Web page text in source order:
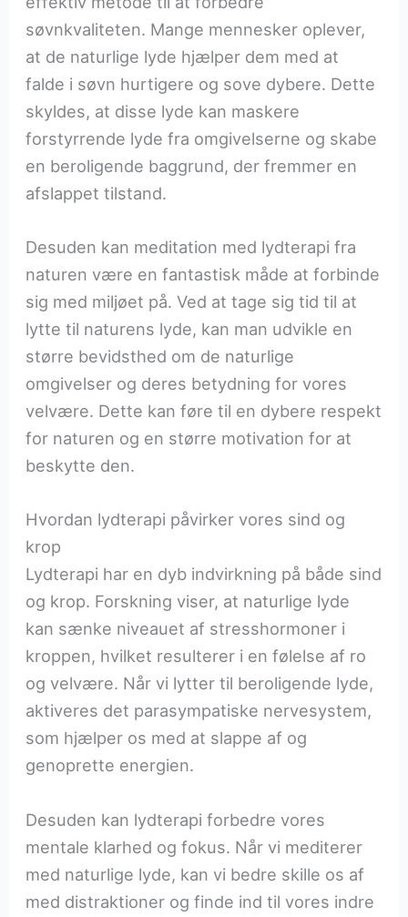
søvnkvaliteten. Mange mennesker oplever,
at de naturlige lyde hjælper dem med at
falde i søvn hurtigere og sove dybere. Dette
skyldes, at disse lyde kan maskere
forstyrrende lyde fra omgivelserne og skabe
en beroligende baggrund, der fremmer en
afslappet tilstand.
Desuden kan meditation med lydterapi fra
naturen være en fantastisk måde at forbinde
sig med miljøet på. Ved at tage sig tid til at
lytte til naturens lyde, kan man udvikle en
større bevidsthed om de naturlige
omgivelser og deres betydning for vores
velvære. Dette kan føre til en dybere respekt
for naturen og en større motivation for at
beskytte den.
Hvordan lydterapi påvirker vores sind og
krop
Lydterapi har en dyb indvirkning på både sind
og krop. Forskning viser, at naturlige lyde
kan sænke niveauet af stresshormoner i
kroppen, hvilket resulterer i en følelse af ro
og velvære. Når vi lytter til beroligende lyde,
aktiveres det parasympatiske nervesystem,
som hjælper os med at slappe af og
genoprette energien.
Desuden kan lydterapi forbedre vores
mentale klarhed og fokus. Når vi mediterer
med naturlige lyde, kan vi bedre skille os af
med distraktioner og finde ind til vores indre